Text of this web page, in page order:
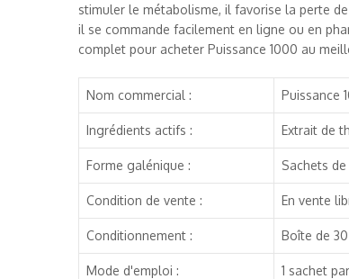
stimuler le métabolisme, il favorise la perte
il se commande facilement en ligne ou en
complet pour acheter Puissance 1000 au
Nom commercial : Puissance
Ingrédients actifs : Extrait de
Forme galénique : Sachets
Condition de vente : En vente
Conditionnement : Boîte de
Mode d'emploi : 1 sachet